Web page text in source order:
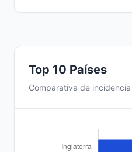
Top 10 Países
Comparativa de incidencia